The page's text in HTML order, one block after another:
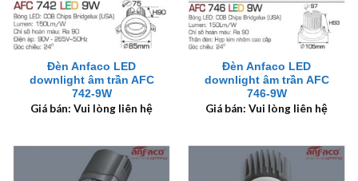
Đèn Anfaco LED
downlight âm trần AFC
742-9W
Giá bán: Vui lòng liên hệ
Đèn Anfaco LED
downlight âm trần AFC
746-9W
Giá bán: Vui lòng liên hệ